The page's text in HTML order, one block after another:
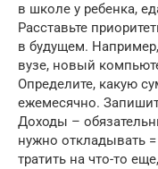
в школе у ребенка,
Расставьте
в будущем.
вузе, новый
Определите, какую
ежемесячно.
Доходы –
нужно откладывать
тратить на что-то